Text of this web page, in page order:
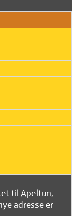
til Apeltun,
adresse er